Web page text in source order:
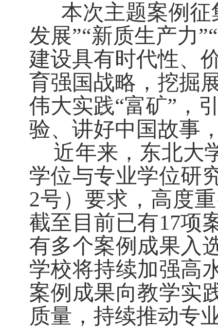
本次主题案例征
发展”“新质生产力
建设具有时代性、
育强国战略，挖掘
伟大实践“富矿”，
验、讲好中国故事
近年来，东北大
学位与专业学位研
2号）要求，高度
截至目前已有17项
有多个案例成果入
学校将持续加强高
案例成果向教学实
质量，持续推动专